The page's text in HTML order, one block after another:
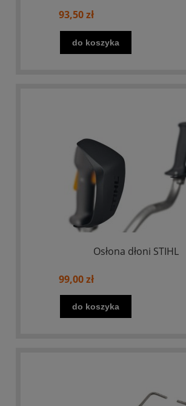
93,50 zł
do koszyka
Osłona dłoni STIHL
99,00 zł
do koszyka